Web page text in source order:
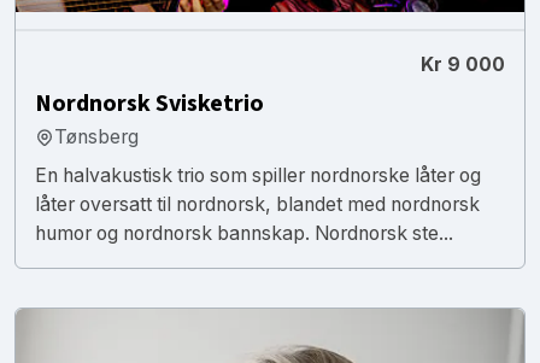
Kr 9 000
Nordnorsk Svisketrio
Tønsberg
En halvakustisk trio som spiller nordnorske låter og
låter oversatt til nordnorsk, blandet med nordnorsk
humor og nordnorsk bannskap. Nordnorsk ste...